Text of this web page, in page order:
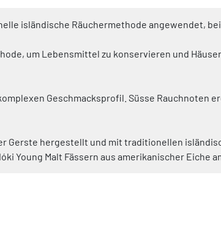
isländische Räuchermethode angewendet,
um Lebensmittel zu konservieren und
Geschmacksprofil. Süsse Rauchnoten
Gerste hergestellt und mit traditionellen
Young Malt Fässern aus amerikanischer Eiche